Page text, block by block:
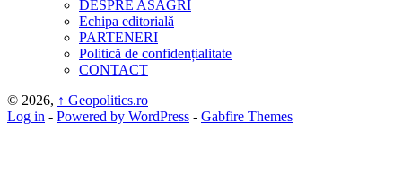
DESPRE ASAGRI
Echipa editorială
PARTENERI
Politică de confidențialitate
CONTACT
© 2026, ↑ Geopolitics.ro
Log in - Powered by WordPress - Gabfire Themes